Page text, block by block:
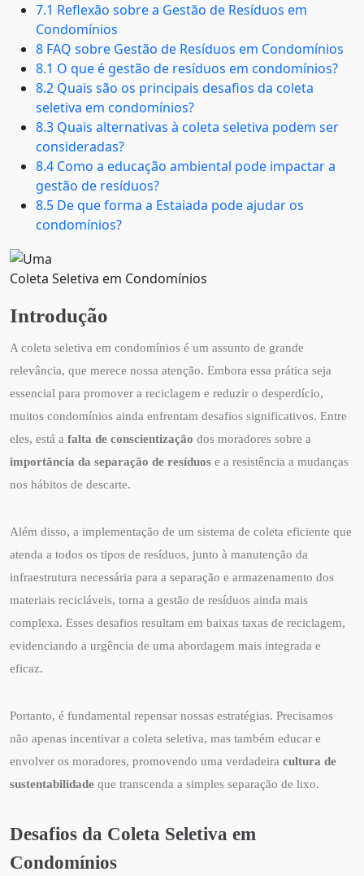
7.1 Reflexão sobre a Gestão de Resíduos em
Condomínios
8 FAQ sobre Gestão de Resíduos em Condomínios
8.1 O que é gestão de resíduos em condomínios?
8.2 Quais são os principais desafios da coleta
seletiva em condomínios?
8.3 Quais alternativas à coleta seletiva podem ser
consideradas?
8.4 Como a educação ambiental pode impactar a
gestão de resíduos?
8.5 De que forma a Estaiada pode ajudar os
condomínios?
Coleta Seletiva em Condomínios
Introdução
A coleta seletiva em condomínios é um assunto de grande
relevância, que merece nossa atenção. Embora essa prática seja
essencial para promover a reciclagem e reduzir o desperdício,
muitos condomínios ainda enfrentam desafios significativos. Entre
eles, está a falta de conscientização dos moradores sobre a
importância da separação de resíduos e a resistência a mudanças
nos hábitos de descarte.
Além disso, a implementação de um sistema de coleta eficiente que
atenda a todos os tipos de resíduos, junto à manutenção da
infraestrutura necessária para a separação e armazenamento dos
materiais recicláveis, torna a gestão de resíduos ainda mais
complexa. Esses desafios resultam em baixas taxas de reciclagem,
evidenciando a urgência de uma abordagem mais integrada e
eficaz.
Portanto, é fundamental repensar nossas estratégias. Precisamos
não apenas incentivar a coleta seletiva, mas também educar e
envolver os moradores, promovendo uma verdadeira cultura de
sustentabilidade que transcenda a simples separação de lixo.
Desafios da Coleta Seletiva em
Condomínios